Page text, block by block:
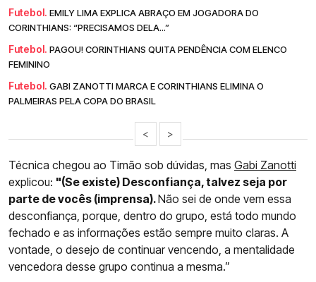
Futebol. EMILY LIMA EXPLICA ABRAÇO EM JOGADORA DO
CORINTHIANS: “PRECISAMOS DELA...”
Futebol. PAGOU! CORINTHIANS QUITA PENDÊNCIA COM ELENCO
FEMININO
Futebol. GABI ZANOTTI MARCA E CORINTHIANS ELIMINA O
PALMEIRAS PELA COPA DO BRASIL
< >
Técnica chegou ao Timão sob dúvidas, mas Gabi Zanotti
explicou: "(Se existe) Desconfiança, talvez seja por
parte de vocês (imprensa).Não sei de onde vem essa
desconfiança, porque, dentro do grupo, está todo mundo
fechado e as informações estão sempre muito claras. A
vontade, o desejo de continuar vencendo, a mentalidade
vencedora desse grupo continua a mesma.”